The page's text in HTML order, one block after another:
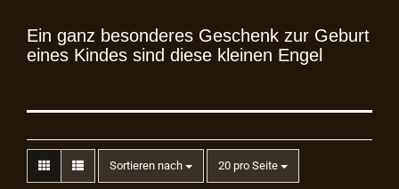
Ein ganz besonderes Geschenk zur Geburt
eines Kindes sind diese kleinen Engel
Sortieren nach 20 pro Seite